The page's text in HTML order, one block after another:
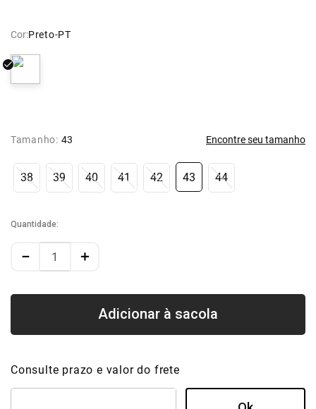
Cor:Preto-PT
Tamanho: 43 Encontre seu tamanho
38 39 40 41 42 43 44
Quantidade
＋
－
Consulte prazo e valor do frete